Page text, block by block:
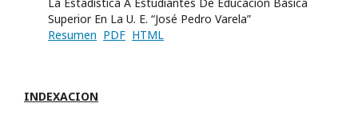
Superior En La U. E. “José Pedro Varela”
Resumen PDF HTML
INDEXACION